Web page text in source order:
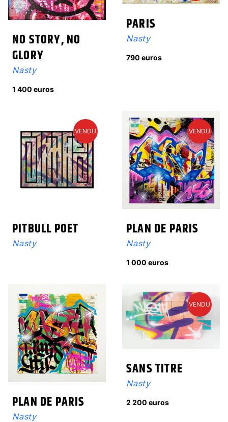
NO STORY, NO
GLORY
Nasty
1 400 euros
PARIS
Nasty
790 euros
PITBULL POET
Nasty
VENDU
PLAN DE PARIS
Nasty
1 000 euros
VENDU
PLAN DE PARIS
Nasty
SANS TITRE
Nasty
2 200 euros
VENDU